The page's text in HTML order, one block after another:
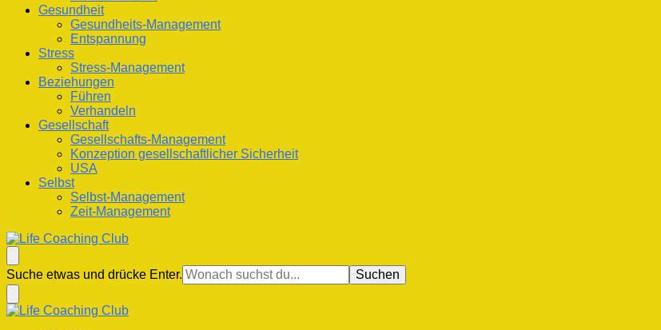
Gesundheit
Gesundheits-Management
Entspannung
Stress
Stress-Management
Beziehungen
Führen
Verhandeln
Gesellschaft
Gesellschafts-Management
Konzeption gesellschaftlicher Sicherheit
USA
Selbst
Selbst-Management
Zeit-Management
Life Coaching Club
Für Deine Lebenskompetenz
Suchst
du
nach
etwas?
Suche etwas und drücke Enter.